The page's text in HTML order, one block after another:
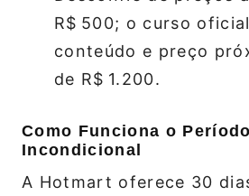
R$ 500; o curso
conteúdo e preço
de R$ 1.200.
Como Funciona o
Incondicional
A Hotmart oferece 30